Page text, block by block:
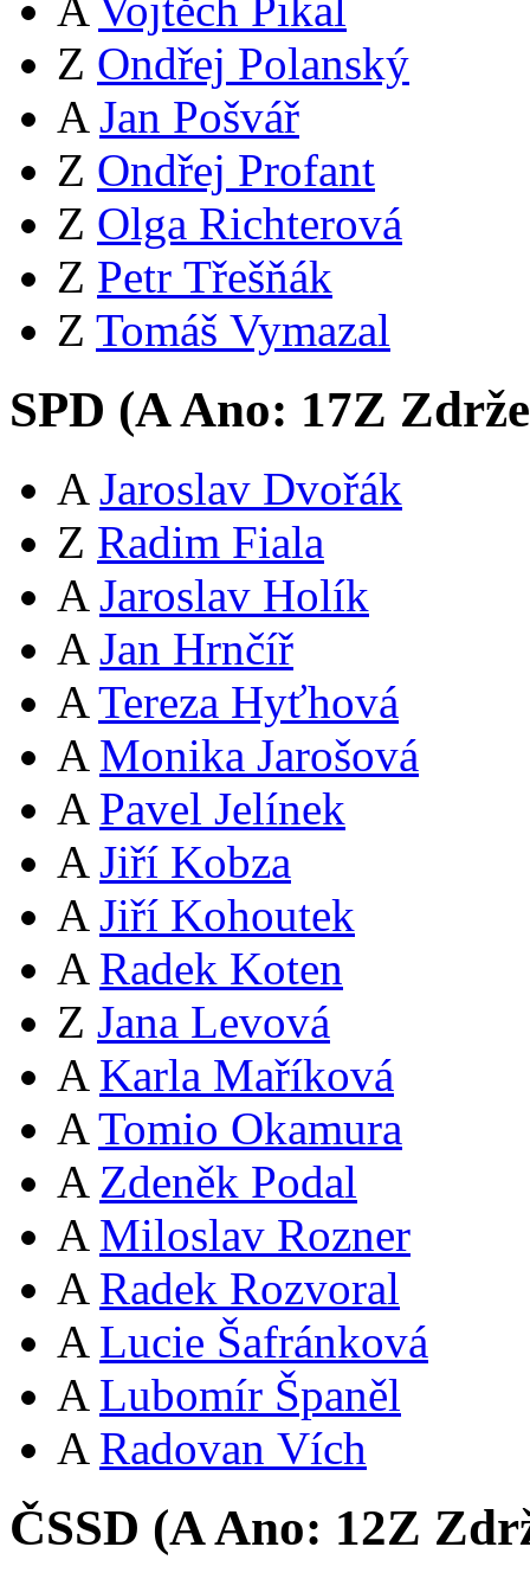
Z Ondřej Polanský
A Jan Pošvář
Z Ondřej Profant
Z Olga Richterová
Z Petr Třešňák
Z Tomáš Vymazal
SPD (AAno: 17Z
A Jaroslav Dvořák
Z Radim Fiala
A Jaroslav Holík
A Jan Hrnčíř
A Tereza Hyťhová
A Monika Jarošová
A Pavel Jelínek
A Jiří Kobza
A Jiří Kohoutek
A Radek Koten
Z Jana Levová
A Karla Maříková
A Tomio Okamura
A Zdeněk Podal
A Miloslav Rozner
A Radek Rozvoral
A Lucie Šafránková
A Lubomír Španěl
A Radovan Vích
ČSSD (AAno: 12Z